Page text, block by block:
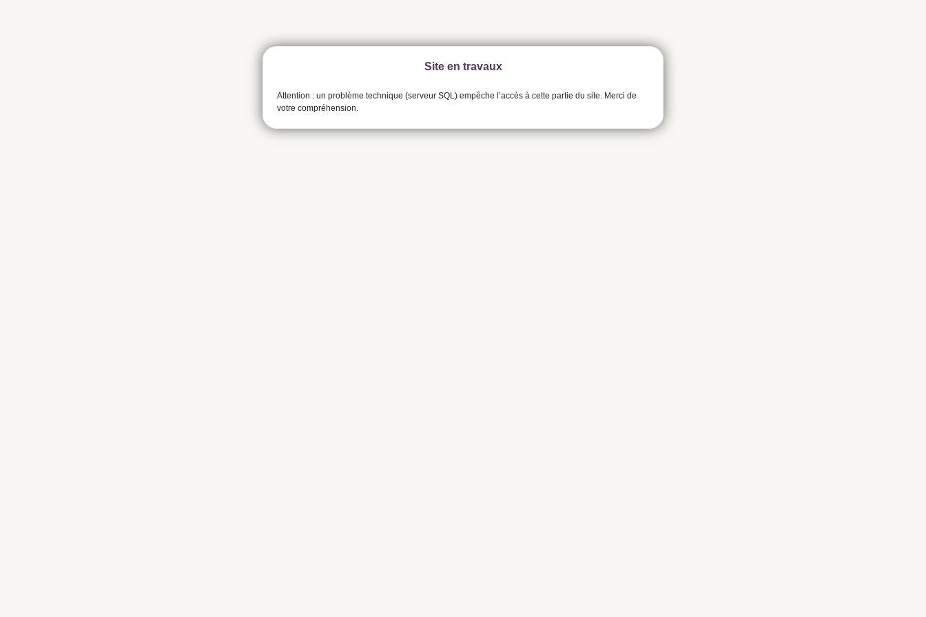
Site en travaux
Attention : un problème technique (serveur SQL) empêche l’accès à cette partie du site. Merci de
votre compréhension.